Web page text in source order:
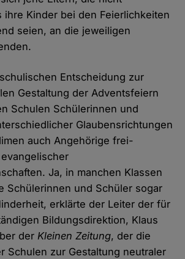
ihre Kinder bei den Feierlichkeiten
seien, an die jeweiligen
Entscheidung zur
Gestaltung der Adventsfeiern
Schulen Schülerinnen und
Glaubensrichtungen
auch Angehörige frei-
Ja, in manchen Klassen
Schülerinnen und Schüler sogar
erklärte der Leiter der für
Bildungsdirektion, Klaus
derKleinen Zeitung, der die
Schulen zur Gestaltung neutraler